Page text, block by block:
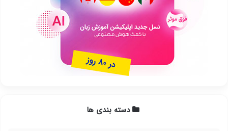
دسته بندی ها